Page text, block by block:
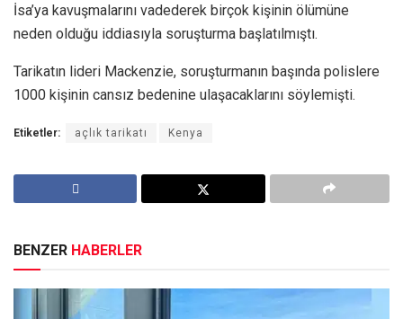
İsa’ya kavuşmalarını vadederek birçok kişinin ölümüne
neden olduğu iddiasıyla soruşturma başlatılmıştı.
Tarikatın lideri Mackenzie, soruşturmanın başında polislere
1000 kişinin cansız bedenine ulaşacaklarını söylemişti.
Etiketler: açlık tarikatı Kenya
BENZER HABERLER